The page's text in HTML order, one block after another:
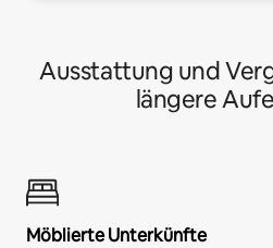
Ausstattung und
längere
Möblierte Unterkünfte